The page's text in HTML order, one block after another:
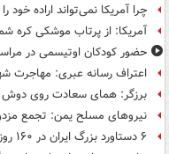
چرا آمریکا نمی‌تواند اراده
آمریکا: از پرتاب موشکی کره
حضور کودکان اوتیسمی در
اعتراف رسانه عبری: مهاجرت شهرک‌نشینان ۵۰
برزگر: همای سعادت روی دوش
نیروهای مسلح یمن: تجمع
۶ دستاورد بزرگ ایران در ۱۶۰ روز رهبری رهبر انقلاب